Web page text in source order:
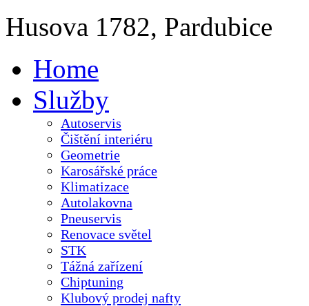
Husova 1782, Pardubice
Home
Služby
Autoservis
Čištění interiéru
Geometrie
Karosářské práce
Klimatizace
Autolakovna
Pneuservis
Renovace světel
STK
Tážná zařízení
Chiptuning
Klubový prodej nafty